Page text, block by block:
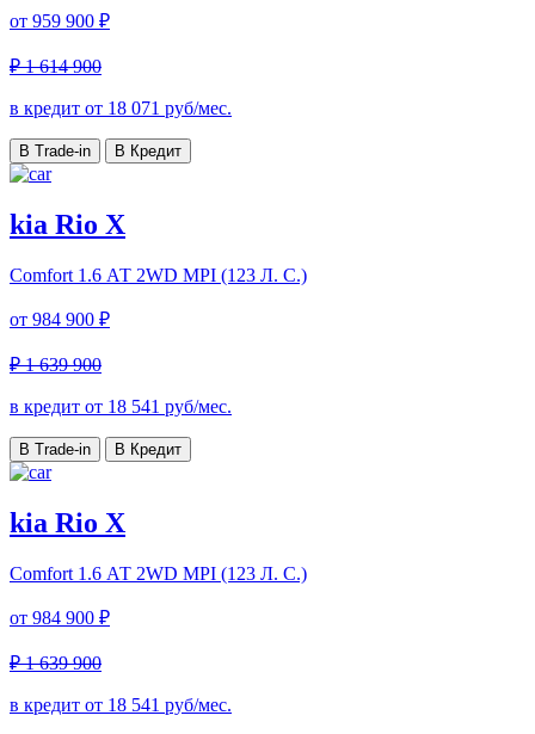
от 959 900 ₽
₽ 1 614 900
в кредит от 18 071 руб/мес.
В Trade-in В Кредит
kia Rio X
Comfort 1.6 АТ 2WD MPI (123 Л. C.)
от 984 900 ₽
₽ 1 639 900
в кредит от 18 541 руб/мес.
В Trade-in В Кредит
kia Rio X
Comfort 1.6 АТ 2WD MPI (123 Л. C.)
от 984 900 ₽
₽ 1 639 900
в кредит от 18 541 руб/мес.